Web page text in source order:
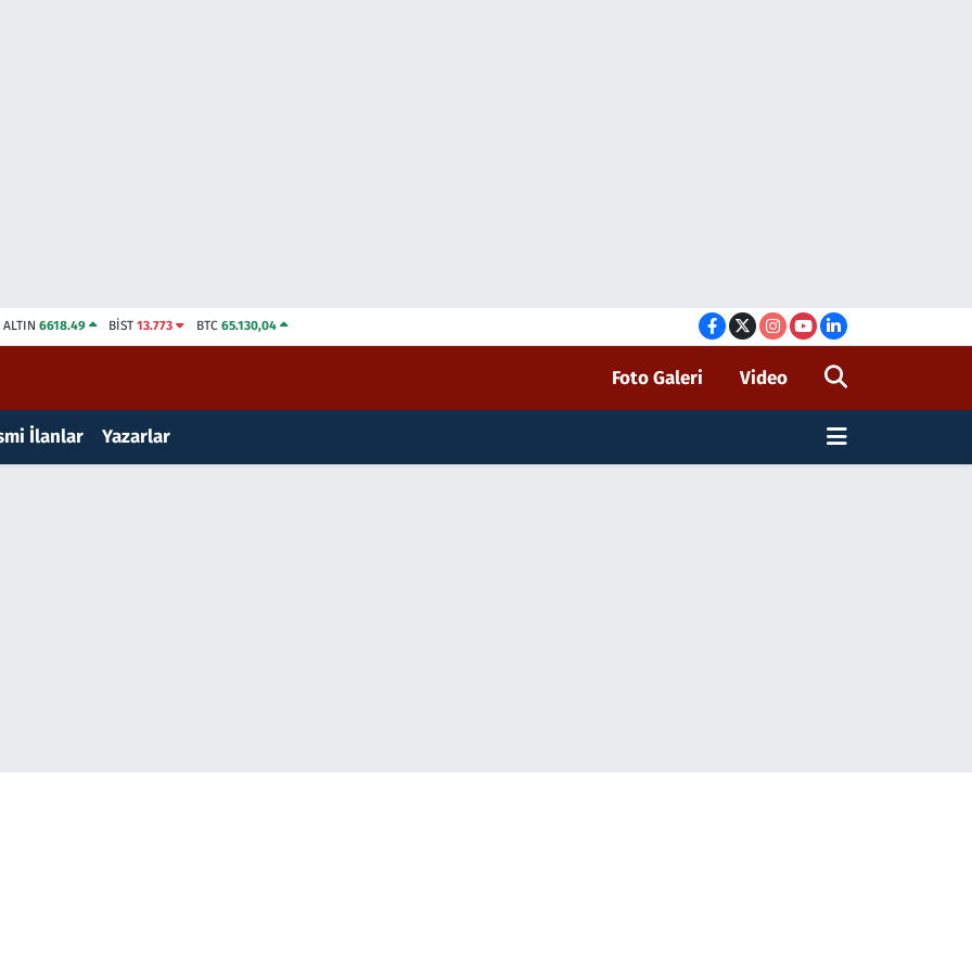
ALTIN 6618.49 BİST13.773 BTC 65.130,04
Foto Galeri Video
İlanlar Yazarlar